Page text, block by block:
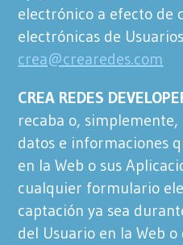
electrónico a efecto de
electrónicas de
crea@crearedes.com
CREA REDES
recaba o,
datos e informaciones
en la Web o sus
cualquier formulario
captación ya sea
del Usuario en la Web